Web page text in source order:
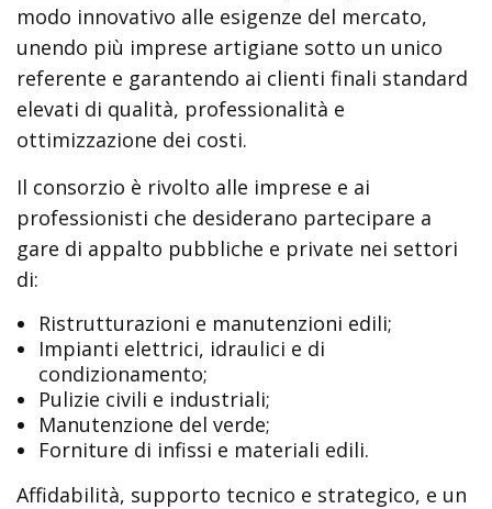
modo innovativo alle esigenze del mercato,
unendo più imprese artigiane sotto un unico
referente e garantendo ai clienti finali standard
elevati di qualità, professionalità e
ottimizzazione dei costi.
Il consorzio è rivolto alle imprese e ai
professionisti che desiderano partecipare a
gare di appalto pubbliche e private nei settori
di:
Ristrutturazioni e manutenzioni edili;
Impianti elettrici, idraulici e di
condizionamento;
Pulizie civili e industriali;
Manutenzione del verde;
Forniture di infissi e materiali edili.
Affidabilità, supporto tecnico e strategico, e un